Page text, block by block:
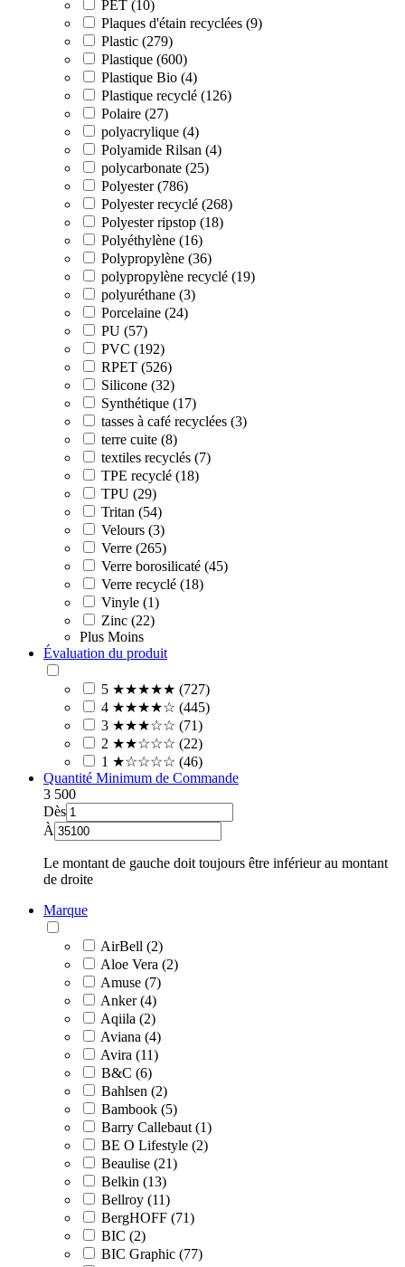
PET (10)
Plaques d'étain recyclées (9)
Plastic (279)
Plastique (600)
Plastique Bio (4)
Plastique recyclé (126)
Polaire (27)
polyacrylique (4)
Polyamide Rilsan (4)
polycarbonate (25)
Polyester (786)
Polyester recyclé (268)
Polyester ripstop (18)
Polyéthylène (16)
Polypropylène (36)
polypropylène recyclé (19)
polyuréthane (3)
Porcelaine (24)
PU (57)
PVC (192)
RPET (526)
Silicone (32)
Synthétique (17)
tasses à café recyclées (3)
terre cuite (8)
textiles recyclés (7)
TPE recyclé (18)
TPU (29)
Tritan (54)
Velours (3)
Verre (265)
Verre borosilicaté (45)
Verre recyclé (18)
Vinyle (1)
Zinc (22)
Plus Moins
Évaluation du produit
5 ★★★★★ (727)
4 ★★★★☆ (445)
3 ★★★☆☆ (71)
2 ★★☆☆☆ (22)
1 ★☆☆☆☆ (46)
Quantité Minimum de Commande
3 500
Dès
À
Le montant de gauche doit toujours être inférieur au montant
de droite
Marque
AirBell (2)
Aloe Vera (2)
Amuse (7)
Anker (4)
Aqiila (2)
Aviana (4)
Avira (11)
B&C (6)
Bahlsen (2)
Bambook (5)
Barry Callebaut (1)
BE O Lifestyle (2)
Beaulise (21)
Belkin (13)
Bellroy (11)
BergHOFF (71)
BIC (2)
BIC Graphic (77)